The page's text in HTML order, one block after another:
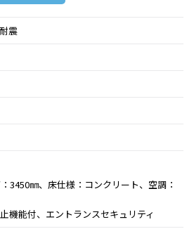
震
3450㎜、床仕様：コンクリート、空調：
機能付、エントランスセキュリティ